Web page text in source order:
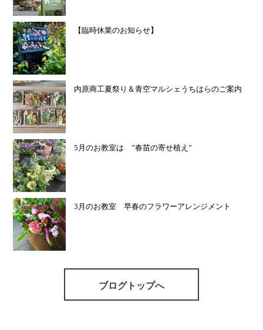
【臨時休業のお知らせ】
内原商工夏祭り＆青空マルシェうちはらのご案内
5月のお教室は ”春苗の寄せ植え”
3月のお教室 早春のフラワーアレンジメント
ブログトップへ